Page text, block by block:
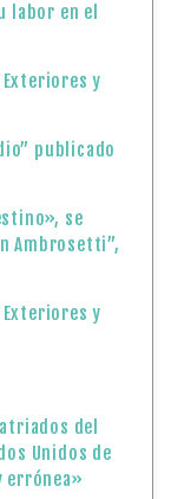
labor en el
y
publicado
se
Ambrosetti”,
y
del
Unidos de
errónea»